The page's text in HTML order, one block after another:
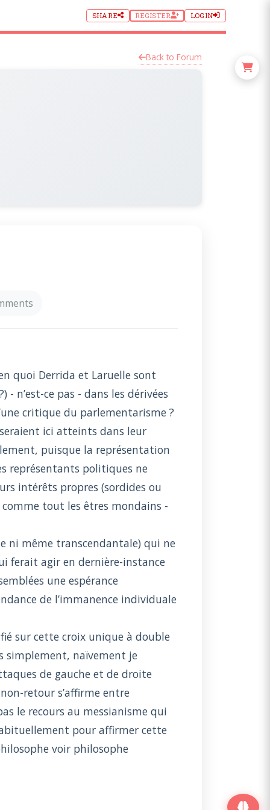
SHARE REGISTER LOGIN
Back to Forum
quoi Derrida et Laruelle sont
ce pas - dans les dérivées
critique du parlementarisme ?
ici atteints dans leur
puisque la représentation
représentants politiques ne
intérêts propres (sordides ou
tout les êtres mondains -
ni même transcendantale) qui ne
ferait agir en dernière-instance
une espérance
de l’immanence individuale
sur cette croix unique à double
simplement, naïvement je
de gauche et de droite
retour s’affirme entre
le recours au messianisme qui
pour affirmer cette
voir philosophe